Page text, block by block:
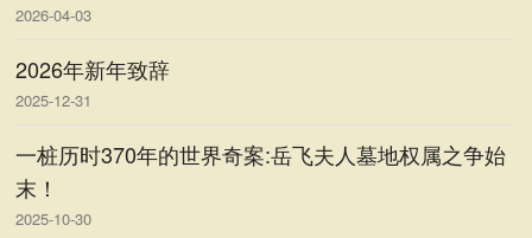
2026-04-03
2026年新年致辞
2025-12-31
一桩历时370年的世界奇案:岳飞夫人墓地权属之争始
末！
2025-10-30